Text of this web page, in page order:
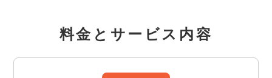
料金とサービス内容